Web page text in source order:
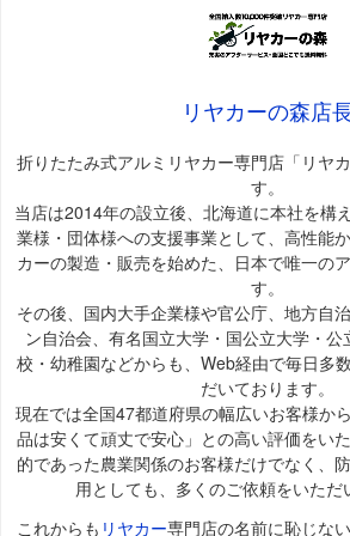
リヤカーの森店
折りたたみ式アルミリヤカー専門店「リヤ
す。
当店は2014年の設立後、北海道に本社を構
業様・団体様への支援事業として、高性能
カーの製造・販売を始めた、日本で唯一の
す。
その後、国内大手企業様や官公庁、地方自
ン自治会、有名国立大学・国公立大学・
校・幼稚園などからも、Web経由で毎日多
だいております。
現在では全国47都道府県の幅広いお客様か
品は安くて頑丈で安心」との高い評価をい
的であった農業関係のお客様だけでなく、
用としても、多くのご依頼をいただ
これからも リヤカー専門店の名前に恥じな